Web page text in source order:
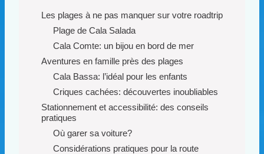
Les plages à ne pas manquer sur votre roadtrip
Plage de Cala Salada
Cala Comte: un bijou en bord de mer
Aventures en famille près des plages
Cala Bassa: l’idéal pour les enfants
Criques cachées: découvertes inoubliables
Stationnement et accessibilité: des conseils
pratiques
Où garer sa voiture?
Considérations pratiques pour la route